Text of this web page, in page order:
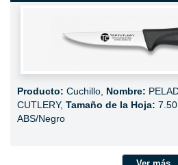
Producto: Cuchillo, Nombre:
CUTLERY, Tamaño de la Hoja: 7.50
ABS/Negro